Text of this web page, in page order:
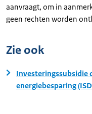
aanvraagt, om in
geen rechten worden
Zie ook
Investeringssubsidie
energiebesparing